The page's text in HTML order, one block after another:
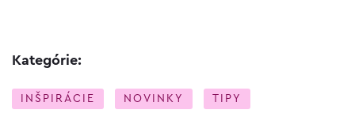
Kategórie:
INŠPIRÁCIE NOVINKY TIPY